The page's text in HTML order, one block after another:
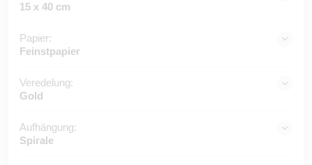
15 x 40 cm
Papier:
Feinstpapier
Veredelung:
Gold
Aufhängung:
Spirale